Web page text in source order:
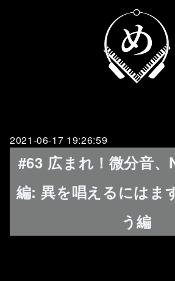
2021-06-17 19:26:59
#63 広まれ！微分音
編: 異を唱えるにはま
う編